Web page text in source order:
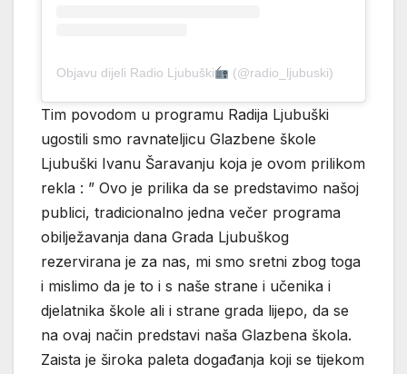
Objavu dijeli Radio Ljubuški (@radio_ljubuski)
Tim povodom u programu Radija Ljubuški
ugostili smo ravnateljicu Glazbene škole
Ljubuški Ivanu Šaravanju koja je ovom prilikom
rekla : ” Ovo je prilika da se predstavimo našoj
publici, tradicionalno jedna večer programa
obilježavanja dana Grada Ljubuškog
rezervirana je za nas, mi smo sretni zbog toga
i mislimo da je to i s naše strane i učenika i
djelatnika škole ali i strane grada lijepo, da se
na ovaj način predstavi naša Glazbena škola.
Zaista je široka paleta događanja koji se tijekom